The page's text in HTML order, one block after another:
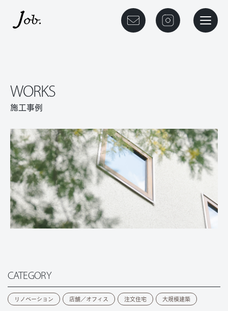
ご相談予約 instagram
メニュ
WORKS
施工事例
CATEGORY
リノベーション 店舗／オフィス 注文住宅 大規模建築